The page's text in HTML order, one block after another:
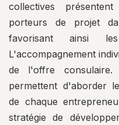
collectives
porteurs de projet
favorisant ainsi les
L'accompagnement
de l'offre consulaire.
permettent d'aborder
de chaque
stratégie de